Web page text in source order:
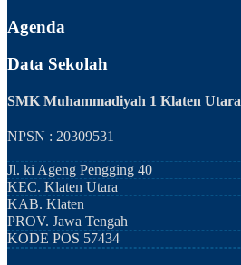
Agenda
Data Sekolah
SMK Muhammadiyah 1 Klaten Utara
NPSN : 20309531
Jl. ki Ageng Pengging 40
KEC. Klaten Utara
KAB. Klaten
PROV. Jawa Tengah
KODE POS 57434